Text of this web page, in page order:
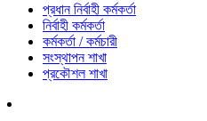
প্রধান নির্বাহী কর্মকর্তা
নির্বাহী কর্মকর্তা
কর্মকর্তা / কর্মচারী
সংস্থাপন শাখা
প্রকৌশল শাখা